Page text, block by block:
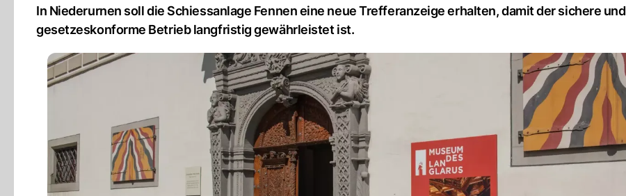
In Niederurnen soll die Schiessanlage Fennen eine neue Trefferanzeige erhalten, damit der sichere und
gesetzeskonforme Betrieb langfristig gewährleistet ist.